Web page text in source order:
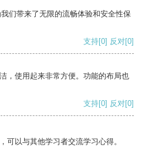
们带来了无限的流畅体验和安全性保
支持[0] 反对[0]
，使用起来非常方便。功能的布局也
支持[0] 反对[0]
可以与其他学习者交流学习心得。